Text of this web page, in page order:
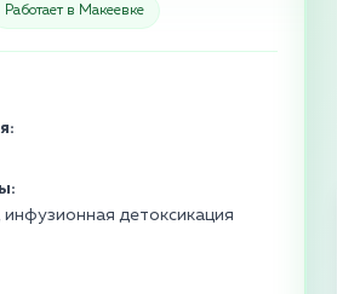
Работает в Макеевке
инфузионная детоксикация